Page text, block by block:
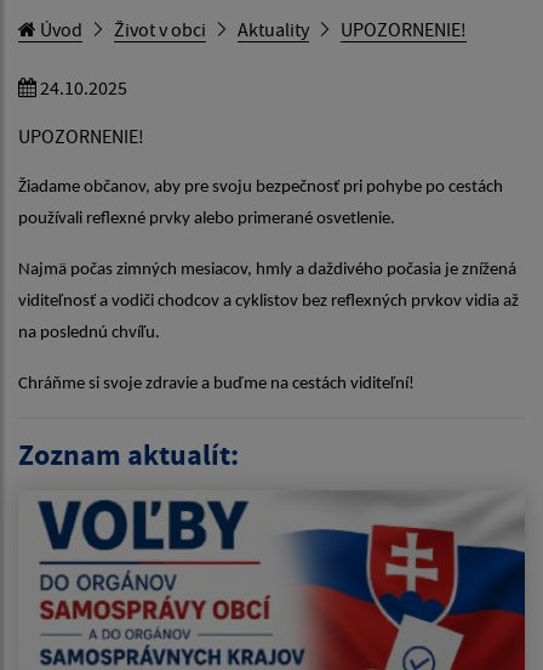
Úvod Život v obci Aktuality UPOZORNENIE!
24.10.2025
UPOZORNENIE!
Žiadame občanov, aby pre svoju bezpečnosť pri pohybe po cestách
používali reflexné prvky alebo primerané osvetlenie.
Najmä počas zimných mesiacov, hmly a daždivého počasia je znížená
viditeľnosť a vodiči chodcov a cyklistov bez reflexných prvkov vidia až
na poslednú chvíľu.
Chráňme si svoje zdravie a buďme na cestách viditeľní!
Zoznam aktualít: